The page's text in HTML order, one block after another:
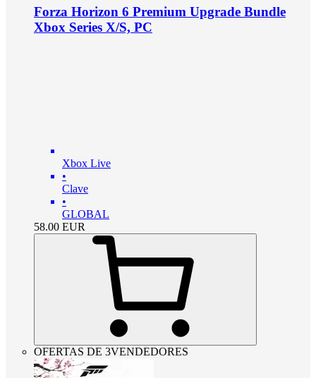
Forza Horizon 6 Premium Upgrade Bundle
Xbox Series X/S, PC
Xbox Live
•
Clave
•
GLOBAL
58.00 EUR
OFERTAS DE 3VENDEDORES